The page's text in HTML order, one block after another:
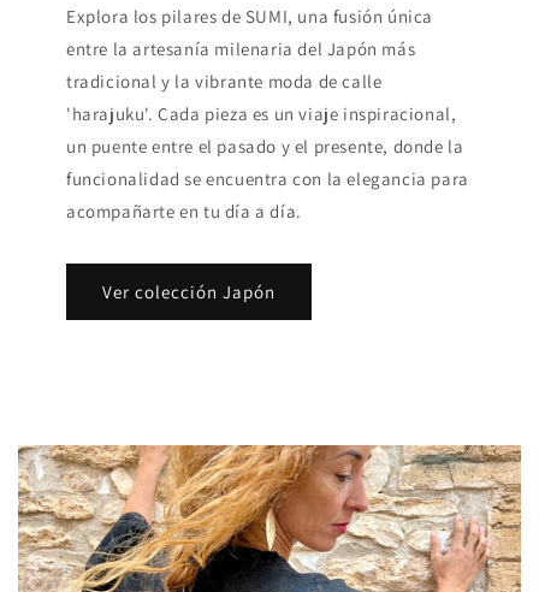
Explora los pilares de SUMI, una fusión única
entre la artesanía milenaria del Japón más
tradicional y la vibrante moda de calle
'harajuku'. Cada pieza es un viaje inspiracional,
un puente entre el pasado y el presente, donde la
funcionalidad se encuentra con la elegancia para
acompañarte en tu día a día.
Ver colección Japón